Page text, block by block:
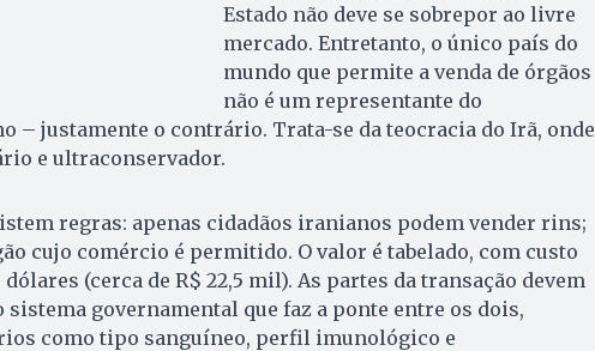
Estado não deve se sobrepor ao livre
mercado. Entretanto, o único país do
mundo que permite a venda de órgãos
não é um representante do
– justamente o contrário. Trata-se da teocracia do Irã, onde
e ultraconservador.
regras: apenas cidadãos iranianos podem vender rins;
cujo comércio é permitido. O valor é tabelado, com custo
(cerca de R$ 22,5 mil). As partes da transação devem
governamental que faz a ponte entre os dois,
como tipo sanguíneo, perfil imunológico e